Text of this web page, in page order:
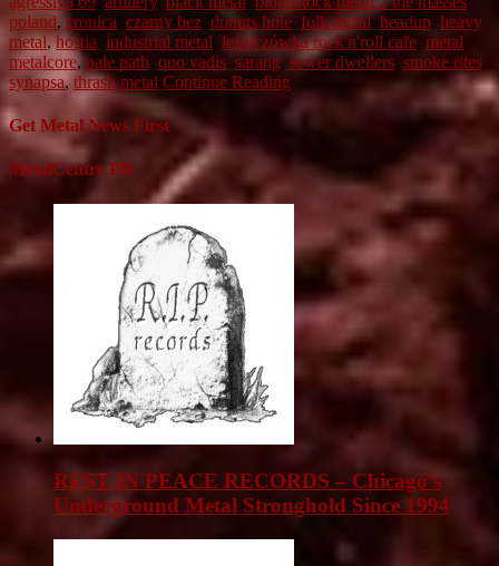
poland, cronica czarny bez donuts hole, folk metal,headup, heavy
metal,hostia industrial metal leśniczówka rock'n'roll cafe, metal,
metalcore, pale path, quo vadis, sarang, sewer dwellers, smoke rites,
synapsa,thrash metal Continue Reading
Get Metal News First
MetalCentre PR
REST IN PEACE RECORDS – Chicago’s
Underground Metal Stronghold Since 1994